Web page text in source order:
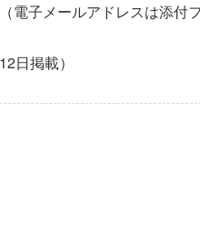
子メールアドレスは添付
日掲載）